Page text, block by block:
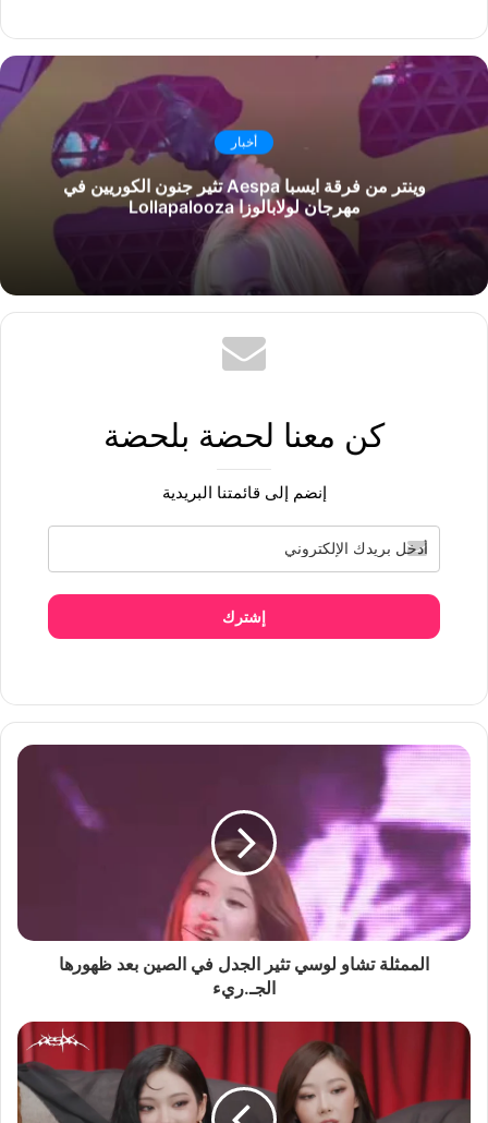
أخبار
وينتر من فرقة ايسبا Aespa تثير جنون الكوريين في
مهرجان لولابالوزا Lollapalooza
كن معنا لحضة بلحضة
إنضم إلى قائمتنا البريدية
إشترك
الممثلة تشاو لوسي تثير الجدل في الصين بعد ظهورها
الجـ.ريء